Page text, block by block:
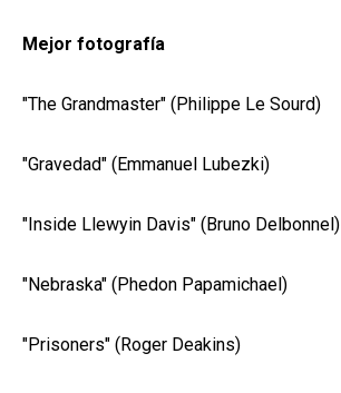
Mejor fotografía
"The Grandmaster" (Philippe Le Sourd)
"Gravedad" (Emmanuel Lubezki)
"Inside Llewyin Davis" (Bruno Delbonnel)
"Nebraska" (Phedon Papamichael)
"Prisoners" (Roger Deakins)